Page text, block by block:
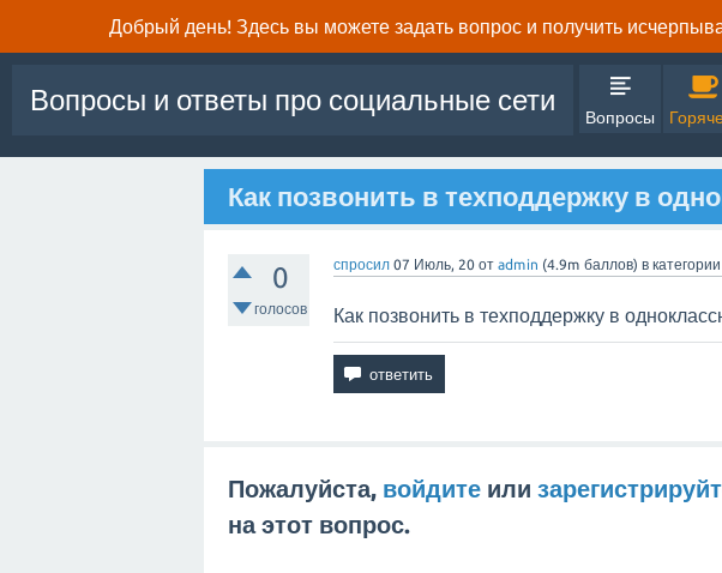
Добрый день! Здесь вы можете задать вопрос и получить
Вопросы и ответы про социальные сети
Вопросы
Как позвонить в техподдержку в
0
голосов
спросил 07 Июль, 20 от admin (4.9m баллов) в категории
Как позвонить в техподдержку в
Пожалуйста, войдите или
на этот вопрос.